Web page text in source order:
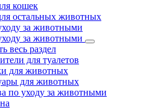
кошек
остальных животных
за животными
за животными
весь раздел
для туалетов
для животных
для животных
по уходу за животными